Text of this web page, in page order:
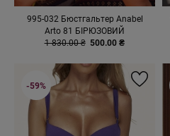
995-032 Бюстгальтер Anabel
Arto 81 БІРЮЗОВИЙ
1 830.00 ₴ 500.00 ₴
-59%